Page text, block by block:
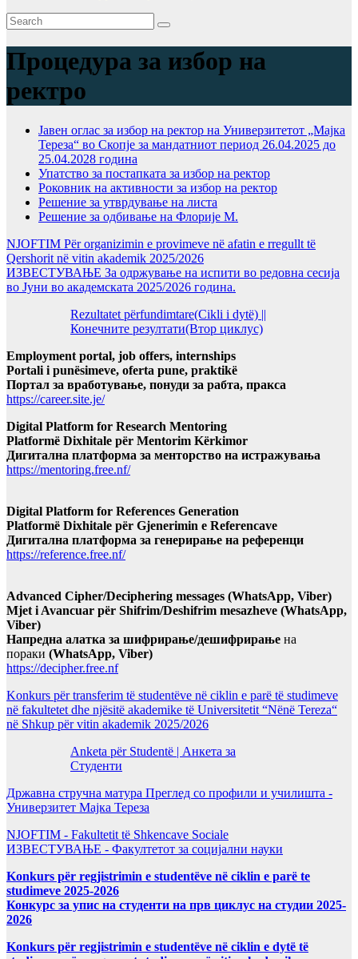
Процедура за избор на
ректро
Јавен оглас за избор на ректор на Универзитетот „Мајка
Тереза“ во Скопје за мандатниот период 26.04.2025 до
25.04.2028 година
Упатство за постапката за избор на ректор
Роковник на активности за избор на ректор
Решение за утврдување на листа
Решение за одбивање на Флорије М.
NJOFTIM Për organizimin e provimeve në afatin e rregullt të
Qershorit në vitin akademik 2025/2026
ИЗВЕСТУВАЊЕ За одржување на испити во редовна сесија
во Јуни во академската 2025/2026 година.
Rezultatet përfundimtare(Cikli i dytë) ||
Конечните резултати(Втор циклус)
Employment portal, job offers, internships
Portali i punësimeve, oferta pune, praktikë
Портал за вработување, понуди за рабта, пракса
https://career.site.je/
Digital Platform for Research Mentoring
Platformë Dixhitale për Mentorim Kërkimor
Дигитална платформа за менторство на истражувања
https://mentoring.free.nf/
Digital Platform for References Generation
Platformë Dixhitale për Gjenerimin e Referencave
Дигитална платформа за генерирање на референци
https://reference.free.nf/
Advanced Cipher/Deciphering messages (WhatsApp, Viber)
Mjet i Avancuar për Shifrim/Deshifrim mesazheve (WhatsApp,
Viber)
Напредна алатка за шифрирање/дешифрирање на
пораки (WhatsApp, Viber)
https://decipher.free.nf
Konkurs për transferim të studentëve në ciklin e parë të studimeve
në fakultetet dhe njësitë akademike të Universitetit “Nënë Tereza“
në Shkup për vitin akademik 2025/2026
Anketa për Studentë | Анкета за
Студенти
Државна стручна матура Преглед со профили и училишта -
Универзитет Мајка Тереза
NJOFTIM - Fakultetit të Shkencave Sociale
ИЗВЕСТУВАЊЕ - Факултетот за социјални науки
Konkurs për regjistrimin e studentëve në ciklin e parë te
studimeve 2025-2026
Конкурс за упис на студенти на прв циклус на студии 2025-
2026
Konkurs për regjistrimin e studentëve në ciklin e dytë të